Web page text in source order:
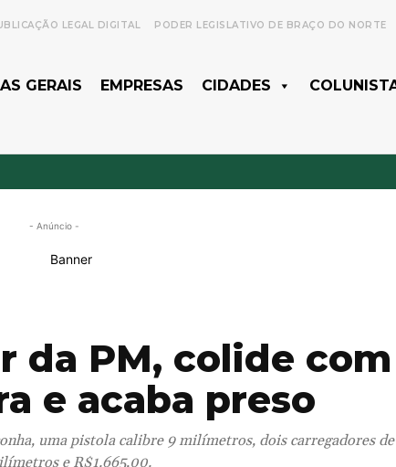
LEGAL DIGITAL PODER LEGISLATIVO DE BRAÇO DO NORTE
GERAIS EMPRESAS CIDADES
- Anúncio -
da PM, colide com
e acaba preso
uma pistola calibre 9 milímetros, dois carregadores
e R$1.665,00.